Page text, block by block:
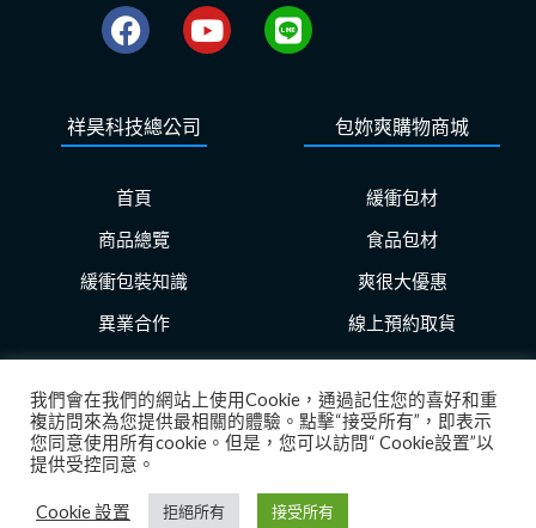
F
a
e
b
o
k
Y
o
u
L
i
祥昊科技總公司
首頁
商品總覽
緩衝包裝知識
異業合作
包妳爽購物商城
緩衝包材
食品包材
爽很大優惠
線上預約取貨
Copyright © 2023 祥昊科技有限公司 著作權所有
我們會在我們的網站上使用Cookie，通過記住您的喜好和重
複訪問來為您提供最相關的體驗。點擊“接受所有”，即表示
您同意使用所有cookie。但是，您可以訪問“ Cookie設置”以
提供受控同意。
Cookie 設置 拒絕所有 接受所有